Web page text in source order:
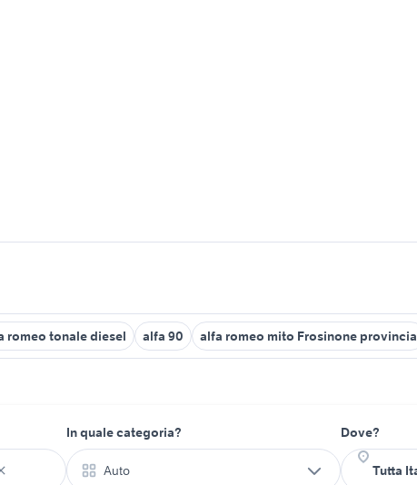
romeo tonale diesel alfa 90 alfa romeo mito Frosinone provincia
In quale categoria?
Auto
Dove?